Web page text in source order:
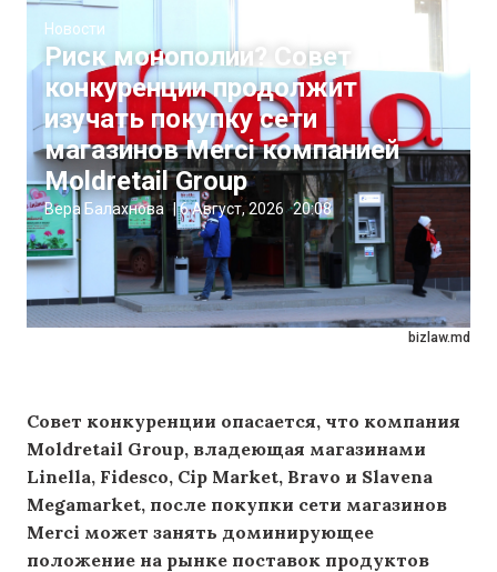
bizlaw.md
Новости
Риск монополии? Совет
конкуренции продолжит
изучать покупку сети
магазинов Merci компанией
Moldretail Group
Вера Балахнова 6 Август, 2026 20:08
Совет конкуренции опасается, что компания
Moldretail Group, владеющая магазинами
Linella, Fidesco, Cip Market, Bravo и Slavena
Megamarket, после покупки сети магазинов
Merci может занять доминирующее
положение на рынке поставок продуктов